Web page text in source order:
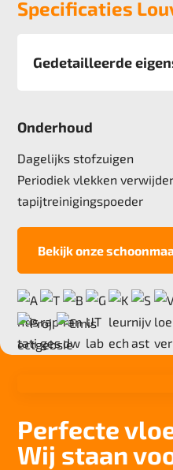
Specificaties
Gedetailleerde
Pool
Poolgewicht
1250 gr/m2
5,4 mm
Totale hoogte
8,2 mm
Anti statisch
ja, , 2kv
Deling
Totaal gwicht
2.520 gr/m2
Onderhoud
Dagelijks stofzuigen
Periodiek vlekken
tapijtreinigingspoeder
Bekijk onze
Perfecte
Wij staan